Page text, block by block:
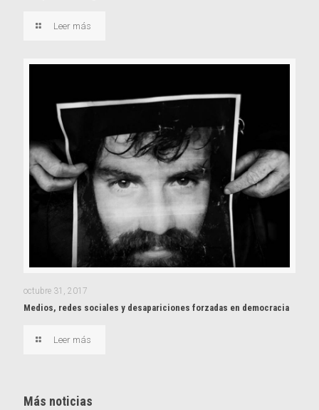
Leer más
octubre 31, 2017
Medios, redes sociales y desapariciones forzadas en democracia
Leer más
Más noticias